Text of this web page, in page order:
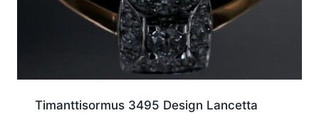
Timanttisormus 3495 Design Lancetta